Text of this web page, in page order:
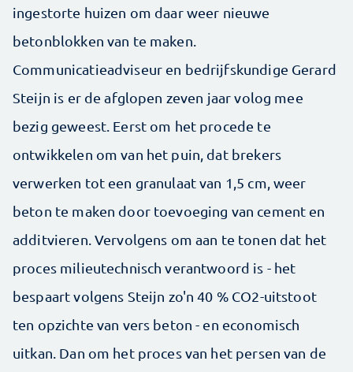
ingestorte huizen om daar weer nieuwe
betonblokken van te maken.
Communicatieadviseur en bedrijfskundige Gerard
Steijn is er de afglopen zeven jaar volog mee
bezig geweest. Eerst om het procede te
ontwikkelen om van het puin, dat brekers
verwerken tot een granulaat van 1,5 cm, weer
beton te maken door toevoeging van cement en
additvieren. Vervolgens om aan te tonen dat het
proces milieutechnisch verantwoord is - het
bespaart volgens Steijn zo'n 40 % CO2-uitstoot
ten opzichte van vers beton - en economisch
uitkan. Dan om het proces van het persen van de